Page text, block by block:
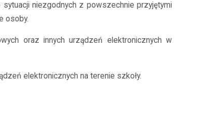
niezgodnych z powszechnie przyjętymi
osoby.
oraz innych urządzeń elektronicznych w
elektronicznych na terenie szkoły.